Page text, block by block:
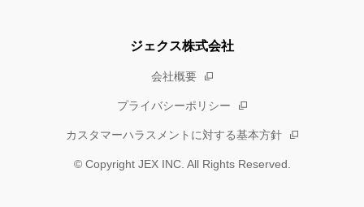
ジェクス株式会社
会社概要
プライバシーポリシー
カスタマーハラスメントに対する基本方針
© Copyright JEX INC. All Rights Reserved.